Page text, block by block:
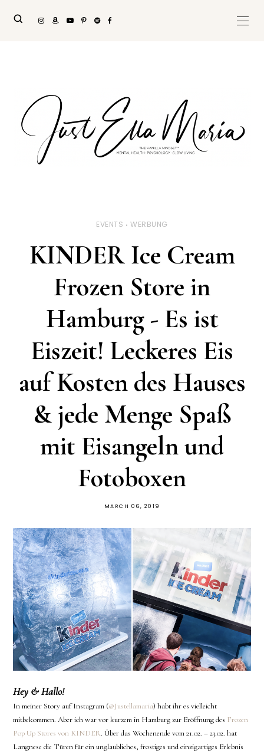
EVENTS WERBUNG
KINDER Ice Cream
Frozen Store in
Hamburg - Es ist
Eiszeit! Leckeres Eis
auf Kosten des Hauses
& jede Menge Spaß
mit Eisangeln und
Fotoboxen
MARCH 06, 2019
Hey & Hallo!
In meiner Story auf Instagram (@Justellamaria) habt ihr es vielleicht
mitbekommen. Aber ich war vor kurzem in Hamburg zur Eröffnung des Frozen
Pop Up Stores von KINDER. Über das Wochenende vom 21.02. – 23.02. hat
Langnese die Türen für ein unglaubliches, frostiges und einzigartiges Erlebnis